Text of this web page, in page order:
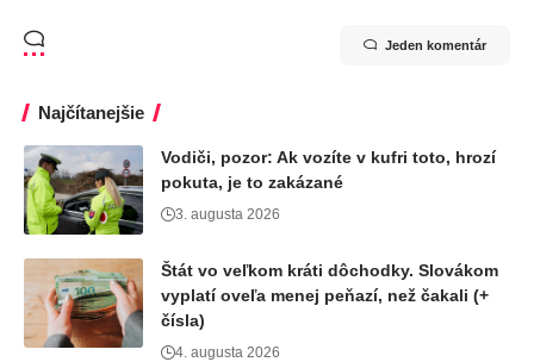
Jeden komentár
Najčítanejšie
Vodiči, pozor: Ak vozíte v kufri toto, hrozí
pokuta, je to zakázané
3. augusta 2026
Štát vo veľkom kráti dôchodky. Slovákom
vyplatí oveľa menej peňazí, než čakali (+
čísla)
4. augusta 2026